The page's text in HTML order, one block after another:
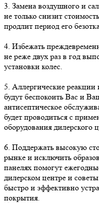
3. Замена воздушного и
не только снизит
продлит период его
4. Избежать
не реже двух раз в год
установки колес.
5. Аллергические реакции
будут беспокоить Вас и
антисептическое
будет проводиться с
оборудования дилерского
6. Поддержать высокую
рынке и исключить
панелях помогут
дилерском центре и
быстро и эффективно
покрытия.